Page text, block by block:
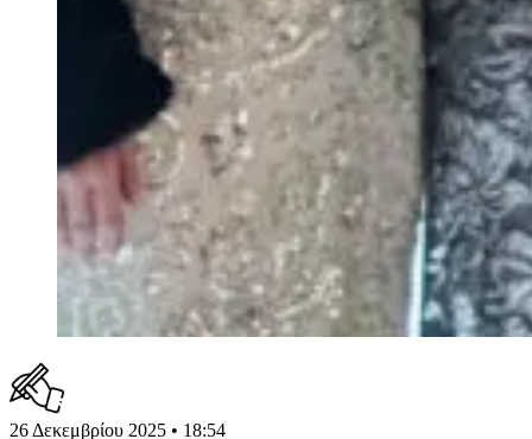
26 Δεκεμβρίου 2025 • 18:54